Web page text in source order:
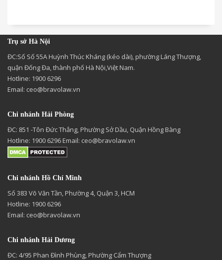
Trụ sở Hà Nội
ĐC:Số Số 55A Huỳnh Thúc Kháng (kéo dài), phường Láng Thượng,
quận Đống Đa, thành phố Hà Nội,Việt Nam.
Hotline: 1900 6296
Email: ceo@bravolaw.vn
Chi nhánh Hải Phòng
ĐC: 851 -Tôn Đức Thắng, Phường Sở Dầu, Quận Hồng Bàng
Hotline: 1900 6296 Email: ceo@bravolaw.vn
Chi nhánh Hồ Chí Minh
Số 383 Võ Văn Tần, Phường 4, Quận 3, HCM
Hotline: 1900 6296
Email: ceo@bravolaw.vn
Chi nhánh Hải Dương
ĐC: 4/95 Phan Đình Phùng, Phường Cẩm Thượng